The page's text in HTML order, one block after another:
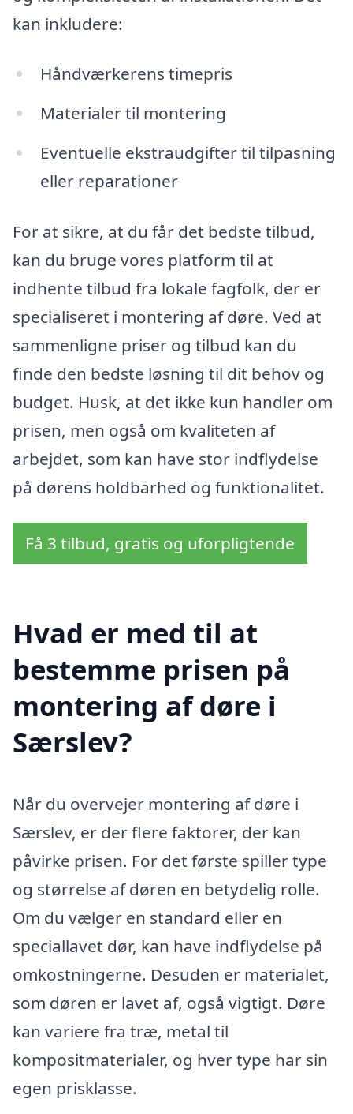
kan inkludere:
Håndværkerens timepris
Materialer til montering
Eventuelle ekstraudgifter til tilpasning
eller reparationer
For at sikre, at du får det bedste tilbud,
kan du bruge vores platform til at
indhente tilbud fra lokale fagfolk, der er
specialiseret i montering af døre. Ved at
sammenligne priser og tilbud kan du
finde den bedste løsning til dit behov og
budget. Husk, at det ikke kun handler om
prisen, men også om kvaliteten af
arbejdet, som kan have stor indflydelse
på dørens holdbarhed og funktionalitet.
Få 3 tilbud, gratis og uforpligtende
Hvad er med til at
bestemme prisen på
montering af døre i
Særslev?
Når du overvejer montering af døre i
Særslev, er der flere faktorer, der kan
påvirke prisen. For det første spiller type
og størrelse af døren en betydelig rolle.
Om du vælger en standard eller en
speciallavet dør, kan have indflydelse på
omkostningerne. Desuden er materialet,
som døren er lavet af, også vigtigt. Døre
kan variere fra træ, metal til
kompositmaterialer, og hver type har sin
egen prisklasse.